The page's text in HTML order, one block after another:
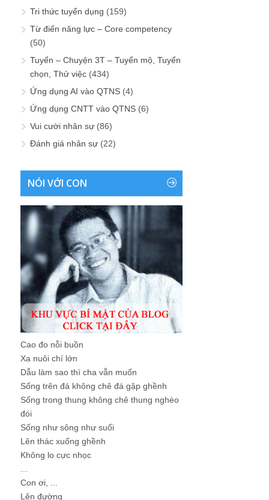
Tri thức tuyển dụng (159)
Từ điển năng lực – Core competency
(50)
Tuyển – Chuyện 3T – Tuyển mộ, Tuyển
chọn, Thử việc (434)
Ứng dụng AI vào QTNS (4)
Ứng dụng CNTT vào QTNS (6)
Vui cười nhân sự (86)
Đánh giá nhân sự (22)
NÓI VỚI CON
Cao đo nỗi buồn
Xa nuôi chí lớn
Dẫu làm sao thì cha vẫn muốn
Sống trên đá không chê đá gập ghềnh
Sống trong thung không chê thung nghèo
đói
Sống như sông như suối
Lên thác xuống ghềnh
Không lo cực nhọc
Con ơi, ...
Lên đường